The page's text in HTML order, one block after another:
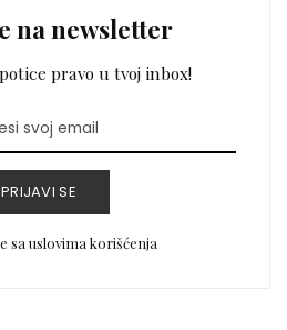
na newsletter
pravo u tvoj inbox!
PRIJAVI SE
sa uslovima korišćenja